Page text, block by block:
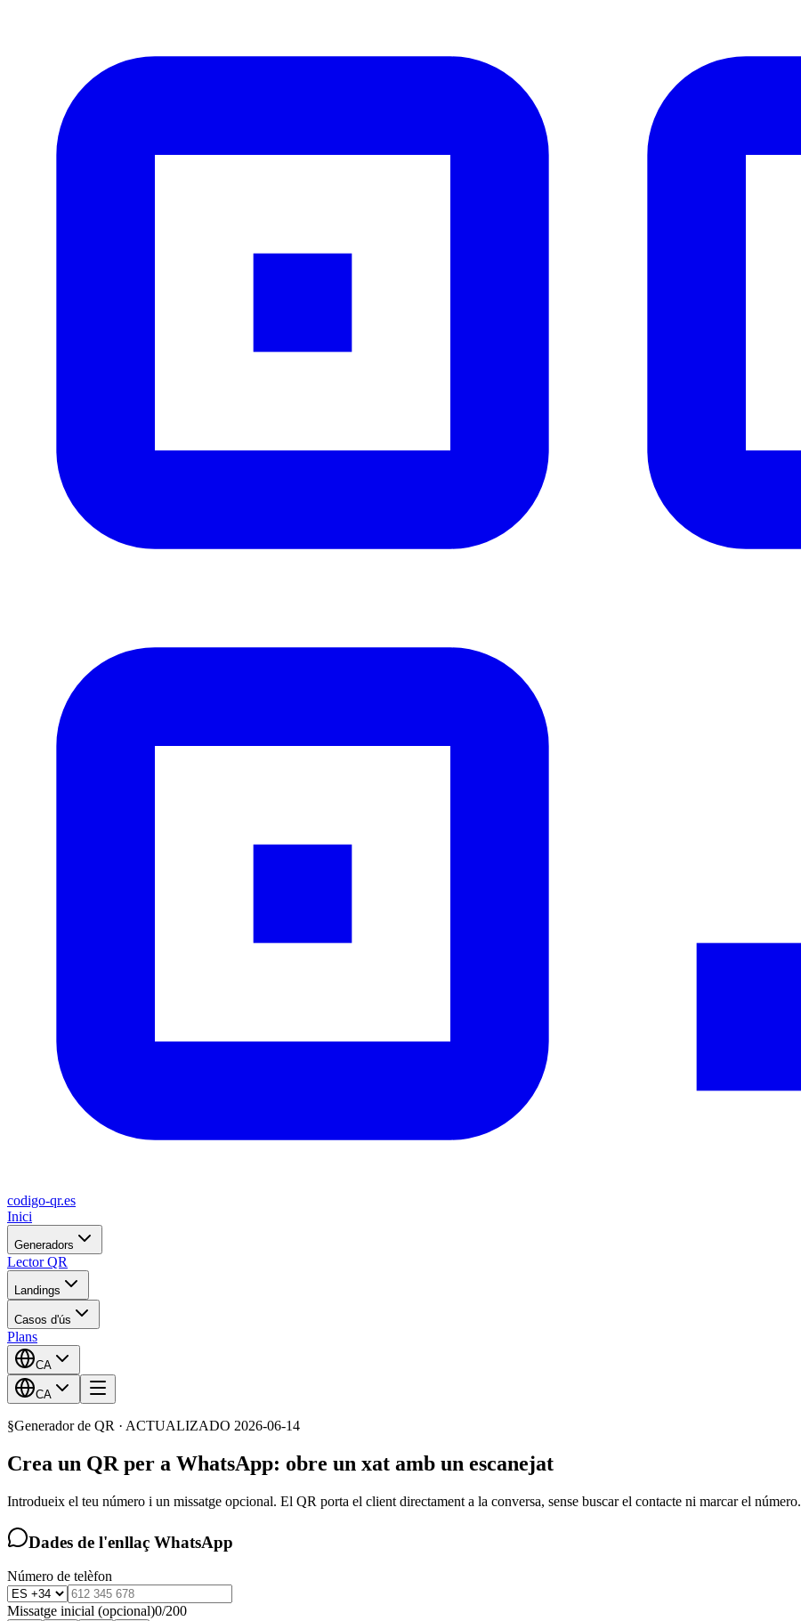
codigo-qr.es
Inici
Generadors
Lector QR
Landings
Casos d'ús
Plans
CA
CA
§Generador de QR · ACTUALIZADO 2026-06-14
Crea un QR per a WhatsApp: obre un xat amb un escanejat
Introdueix el teu número i un missatge opcional. El QR porta el client directament a la conversa, sense buscar el contacte ni marcar el número.
Dades de l'enllaç WhatsApp
Número de telèfon
Missatge inicial (opcional)0/200